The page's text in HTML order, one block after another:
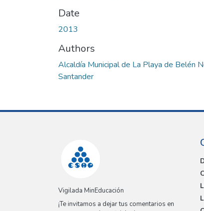
Date
2013
Authors
Alcaldía Municipal de La Playa de Belén
Santander
Vigilada MinEducación
¡Te invitamos a dejar tus comentarios en